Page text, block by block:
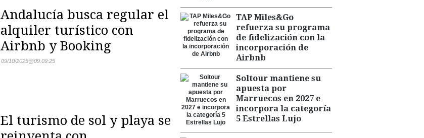
Andalucía busca regular el
alquiler turístico con
Airbnb y Booking
09/10/2025@09:09:25
El turismo de sol y playa se
TAP Miles&Go
refuerza su programa
de fidelización con la
incorporación de
Airbnb
Soltour mantiene su
apuesta por
Marruecos en 2027 e
incorpora la categoría
5 Estrellas Lujo